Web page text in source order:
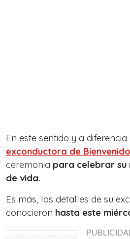
En este sentido y a
exconductora de
ceremonia para celebrar su
de vida.
Es más, los detalles de su
conocieron hasta este